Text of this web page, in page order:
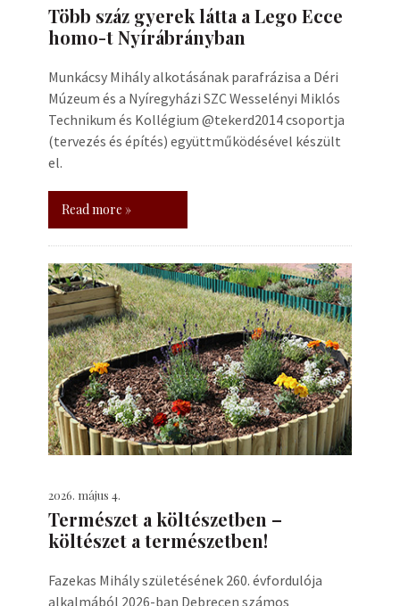
Több száz gyerek látta a Lego Ecce
homo-t Nyírábrányban
Munkácsy Mihály alkotásának parafrázisa a Déri
Múzeum és a Nyíregyházi SZC Wesselényi Miklós
Technikum és Kollégium @tekerd2014 csoportja
(tervezés és építés) együttműködésével készült
el.
Read more »
2026. május 4.
Természet a költészetben –
költészet a természetben!
Fazekas Mihály születésének 260. évfordulója
alkalmából 2026-ban Debrecen számos